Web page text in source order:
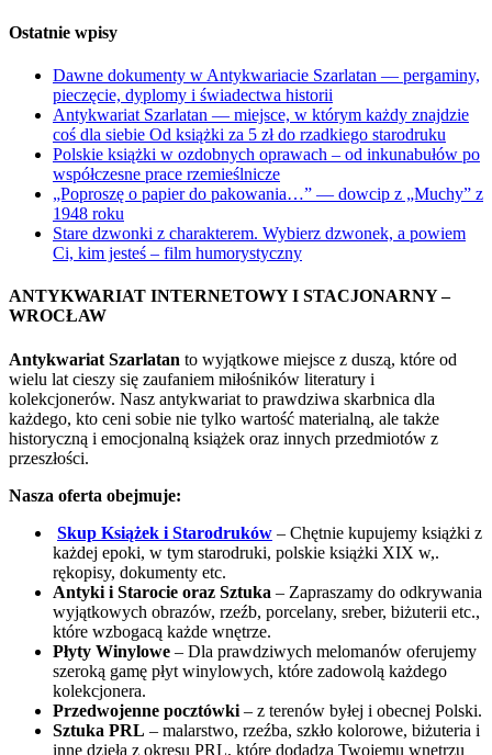
Ostatnie wpisy
Dawne dokumenty w Antykwariacie Szarlatan — pergaminy,
pieczęcie, dyplomy i świadectwa historii
Antykwariat Szarlatan — miejsce, w którym każdy znajdzie
coś dla siebie Od książki za 5 zł do rzadkiego starodruku
Polskie książki w ozdobnych oprawach – od inkunabułów po
współczesne prace rzemieślnicze
„Poproszę o papier do pakowania…” — dowcip z „Muchy” z
1948 roku
Stare dzwonki z charakterem. Wybierz dzwonek, a powiem
Ci, kim jesteś – film humorystyczny
ANTYKWARIAT INTERNETOWY I STACJONARNY –
WROCŁAW
Antykwariat Szarlatan to wyjątkowe miejsce z duszą, które od
wielu lat cieszy się zaufaniem miłośników literatury i
kolekcjonerów. Nasz antykwariat to prawdziwa skarbnica dla
każdego, kto ceni sobie nie tylko wartość materialną, ale także
historyczną i emocjonalną książek oraz innych przedmiotów z
przeszłości.
Nasza oferta obejmuje:
Skup Książek i Starodruków – Chętnie kupujemy książki z
każdej epoki, w tym starodruki, polskie książki XIX w,.
rękopisy, dokumenty etc.
Antyki i Starocie oraz Sztuka – Zapraszamy do odkrywania
wyjątkowych obrazów, rzeźb, porcelany, sreber, biżuterii etc.,
które wzbogacą każde wnętrze.
Płyty Winylowe – Dla prawdziwych melomanów oferujemy
szeroką gamę płyt winylowych, które zadowolą każdego
kolekcjonera.
Przedwojenne pocztówki – z terenów byłej i obecnej Polski.
Sztuka PRL – malarstwo, rzeźba, szkło kolorowe, biżuteria i
inne dzieła z okresu PRL, które dodadzą Twojemu wnętrzu